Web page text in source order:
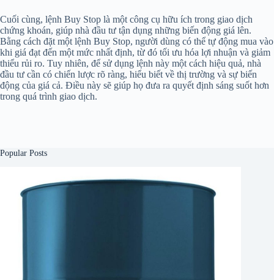
Cuối cùng, lệnh Buy Stop là một công cụ hữu ích trong giao dịch
chứng khoán, giúp nhà đầu tư tận dụng những biến động giá lên.
Bằng cách đặt một lệnh Buy Stop, người dùng có thể tự động mua vào
khi giá đạt đến một mức nhất định, từ đó tối ưu hóa lợi nhuận và giảm
thiểu rủi ro. Tuy nhiên, để sử dụng lệnh này một cách hiệu quả, nhà
đầu tư cần có chiến lược rõ ràng, hiểu biết về thị trường và sự biến
động của giá cả. Điều này sẽ giúp họ đưa ra quyết định sáng suốt hơn
trong quá trình giao dịch.
Popular Posts